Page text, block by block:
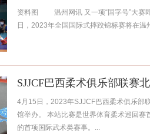
资料图 温州网讯 又一项“国字号”大赛
日，2023年全国国际式摔跤锦标赛将在
SJJCF巴西柔术俱乐部联赛
4月15日，2023年SJJCF巴西柔术俱乐部
馆举办。 本站比赛是世界体育柔术巡回
的首项国际武术类赛事。...